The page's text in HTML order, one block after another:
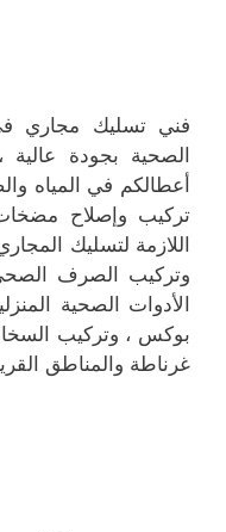
فني تسليك مجاري
الصحية بجودة
أعطالكم في المياه
تركيب وإصلاح مضخات
اللازمة لتسليك
وتركيب الصرف
الأدوات الصحية
بوكس ، وتركيب
غرناطة والمناطق